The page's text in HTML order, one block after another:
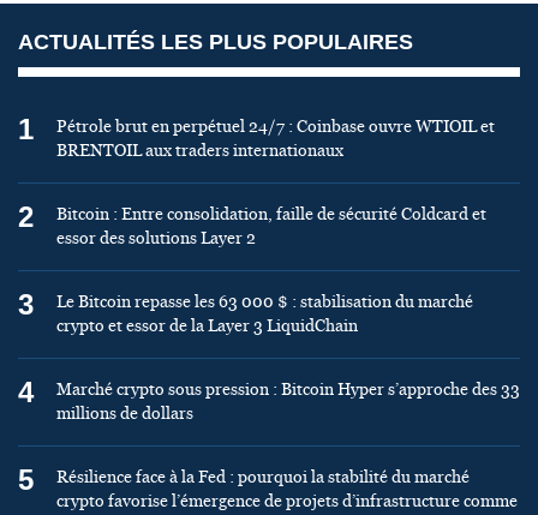
ACTUALITÉS LES PLUS POPULAIRES
1
Pétrole brut en perpétuel 24/7 : Coinbase ouvre WTIOIL et
BRENTOIL aux traders internationaux
2
Bitcoin : Entre consolidation, faille de sécurité Coldcard et
essor des solutions Layer 2
3
Le Bitcoin repasse les 63 000 $ : stabilisation du marché
crypto et essor de la Layer 3 LiquidChain
4
Marché crypto sous pression : Bitcoin Hyper s’approche des 33
millions de dollars
5
Résilience face à la Fed : pourquoi la stabilité du marché
crypto favorise l’émergence de projets d’infrastructure comme